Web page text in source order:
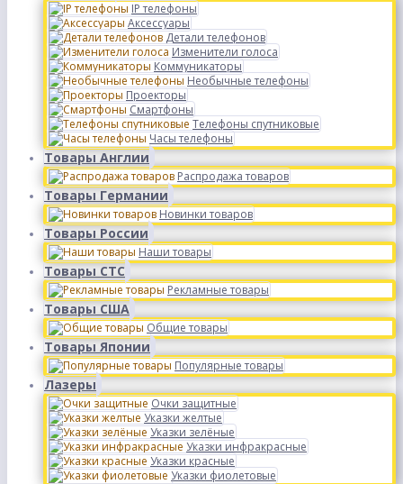
IP телефоны
Аксессуары
Детали телефонов
Изменители голоса
Коммуникаторы
Необычные телефоны
Проекторы
Смартфоны
Телефоны спутниковые
Часы телефоны
Товары Англии
Распродажа товаров
Товары Германии
Новинки товаров
Товары России
Наши товары
Товары СТС
Рекламные товары
Товары США
Общие товары
Товары Японии
Популярные товары
Лазеры
Очки защитные
Указки желтые
Указки зелёные
Указки инфракрасные
Указки красные
Указки фиолетовые